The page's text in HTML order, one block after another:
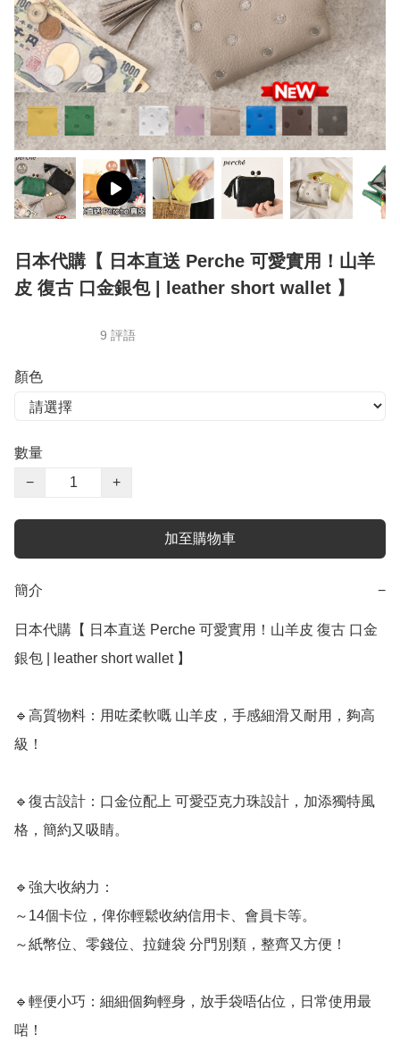
日本代購【 日本直送 Perche 可愛實用！山羊
皮 復古 口金銀包 | leather short wallet 】
9 評語
顏色
數量
−
+
加至購物車
簡介 −
日本代購【 日本直送 Perche 可愛實用！山羊皮 復古 口金
銀包 | leather short wallet 】
🔹高質物料：用咗柔軟嘅 山羊皮，手感細滑又耐用，夠高
級！
🔹復古設計：口金位配上 可愛亞克力珠設計，加添獨特風
格，簡約又吸睛。
🔹強大收納力：
～14個卡位，俾你輕鬆收納信用卡、會員卡等。
～紙幣位、零錢位、拉鏈袋 分門別類，整齊又方便！
🔹輕便小巧：細細個夠輕身，放手袋唔佔位，日常使用最
啱！